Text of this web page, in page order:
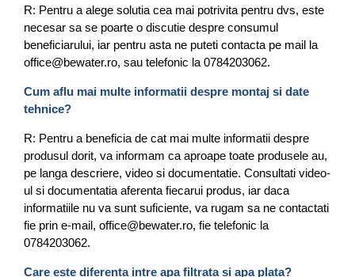
R: Pentru a alege solutia cea mai potrivita pentru dvs, este
necesar sa se poarte o discutie despre consumul
beneficiarului, iar pentru asta ne puteti contacta pe mail la
office@bewater.ro, sau telefonic la 0784203062.
Cum aflu mai multe informatii despre montaj si date
tehnice?
R: Pentru a beneficia de cat mai multe informatii despre
produsul dorit, va informam ca aproape toate produsele au,
pe langa descriere, video si documentatie. Consultati video-
ul si documentatia aferenta fiecarui produs, iar daca
informatiile nu va sunt suficiente, va rugam sa ne contactati
fie prin e-mail, office@bewater.ro, fie telefonic la
0784203062.
Care este diferenta intre apa filtrata si apa plata?